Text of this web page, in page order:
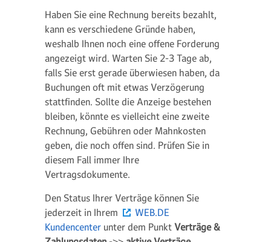
Haben Sie eine Rechnung bereits bezahlt,
kann es verschiedene Gründe haben,
weshalb Ihnen noch eine offene Forderung
angezeigt wird. Warten Sie 2-3 Tage ab,
falls Sie erst gerade überwiesen haben, da
Buchungen oft mit etwas Verzögerung
stattfinden. Sollte die Anzeige bestehen
bleiben, könnte es vielleicht eine zweite
Rechnung, Gebühren oder Mahnkosten
geben, die noch offen sind. Prüfen Sie in
diesem Fall immer Ihre
Vertragsdokumente.
Den Status Ihrer Verträge können Sie
jederzeit in Ihrem
WEB.DE
Kundencenter unter dem Punkt Verträge &